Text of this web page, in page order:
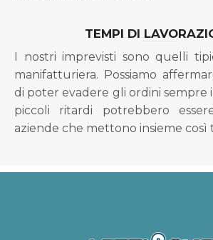
TEMPI DI
I nostri imprevisti sono quelli
manifatturiera. Possiamo
di poter evadere gli ordini sempre
piccoli ritardi potrebbero
aziende che mettono insieme così